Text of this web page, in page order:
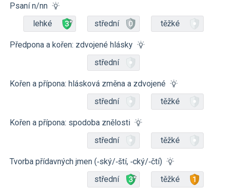
Psaní n/nn
lehké
střední těžké
Předpona a kořen: zdvojené hlásky
střední
Kořen a přípona: hlásková změna a zdvojené
střední
těžké
Kořen a přípona: spodoba znělosti
střední
těžké
Tvorba přídavných jmen (‑ský/‑ští, ‑cký/‑čtí)
střední
těžké